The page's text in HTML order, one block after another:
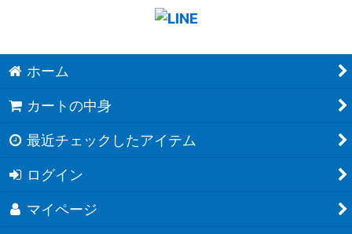
ホーム
カートの中身
最近チェックしたアイテム
ログイン
マイページ